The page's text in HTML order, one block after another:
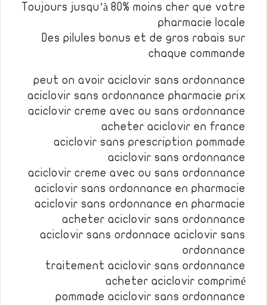
Toujours jusqu’à 80% moins cher que votre
pharmacie locale
Des pilules bonus et de gros rabais sur
chaque commande
peut on avoir aciclovir sans ordonnance
aciclovir sans ordonnance pharmacie prix
aciclovir creme avec ou sans ordonnance
acheter aciclovir en france
aciclovir sans prescription pommade
aciclovir sans ordonnance
aciclovir creme avec ou sans ordonnance
aciclovir sans ordonnance en pharmacie
aciclovir sans ordonnance en pharmacie
acheter aciclovir sans ordonnance
aciclovir sans ordonnace aciclovir sans
ordonnance
traitement aciclovir sans ordonnance
acheter aciclovir comprimé
pommade aciclovir sans ordonnance